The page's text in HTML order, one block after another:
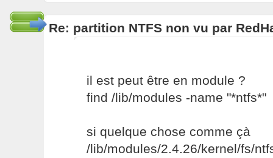
Re: partition NTFS non vu par
il est peut être en module ?
find /lib/modules -name "*ntfs*"
si quelque chose comme çà
/lib/modules/2.4.26/kernel/fs/